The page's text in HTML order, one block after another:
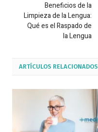
Beneficios de la
Limpieza de la Lengua:
Qué es el Raspado de
la Lengua
ARTÍCULOS RELACIONADOS